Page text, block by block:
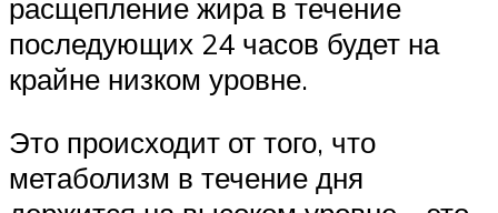
расщепление жира в течение
последующих 24 часов будет на
крайне низком уровне.
Это происходит от того, что
метаболизм в течение дня